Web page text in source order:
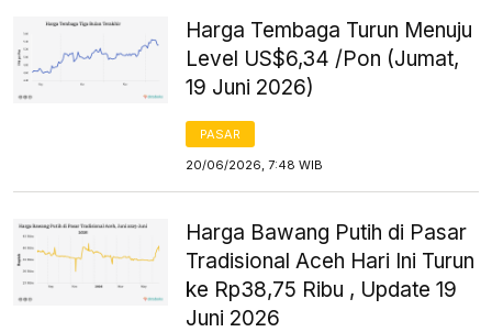
Harga Tembaga Turun Menuju
Level US$6,34 /Pon (Jumat,
19 Juni 2026)
PASAR
20/06/2026, 7:48 WIB
Harga Bawang Putih di Pasar
Tradisional Aceh Hari Ini Turun
ke Rp38,75 Ribu , Update 19
Juni 2026